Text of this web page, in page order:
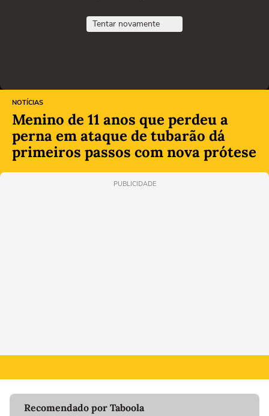
Tentar novamente
NOTÍCIAS
Menino de 11 anos que perdeu a
perna em ataque de tubarão dá
primeiros passos com nova prótese
PUBLICIDADE
Recomendado por Taboola